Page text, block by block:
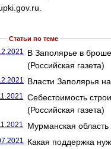
Статьи по теме
В Заполярье в
(Российская газета)
Власти Заполярья
Себестоимость
(Российская газета)
Мурманская
Какая поддержка